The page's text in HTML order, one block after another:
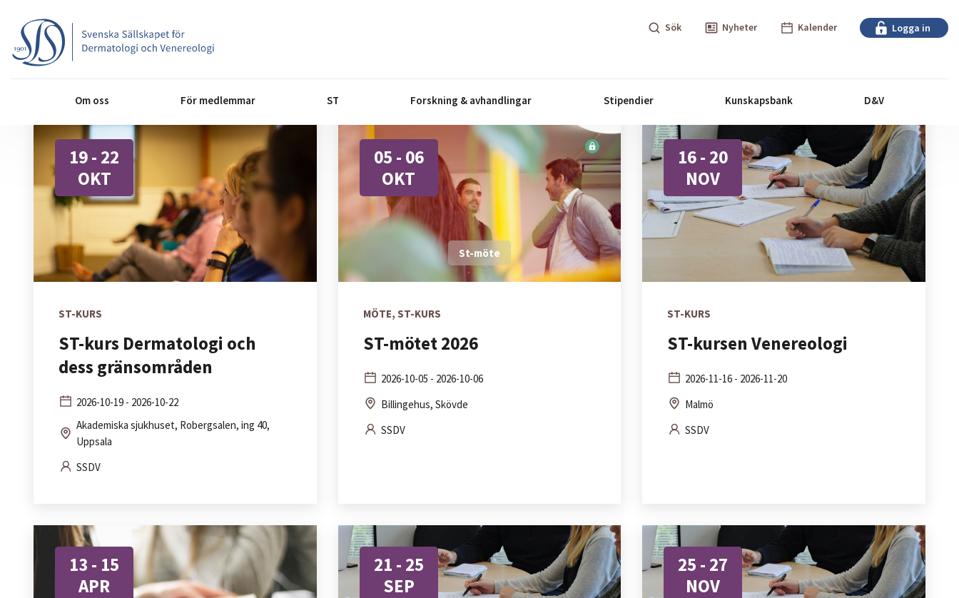
Sök Nyheter Kalender Logga in
Om oss För medlemmar ST Forskning & avhandlingar Stipendier Kunskapsbank D&V
19 - 22
OKT
ST-KURS
ST-kurs Dermatologi och
dess gränsområden
2026-10-19 - 2026-10-22
Akademiska sjukhuset, Robergsalen, ing 40,
Uppsala
SSDV
05 - 06
OKT
St-möte
MÖTE, ST-KURS
ST-mötet 2026
2026-10-05 - 2026-10-06
Billingehus, Skövde
SSDV
16 - 20
NOV
ST-KURS
ST-kursen Venereologi
2026-11-16 - 2026-11-20
Malmö
SSDV
13 - 15
APR
21 - 25
SEP
25 - 27
NOV